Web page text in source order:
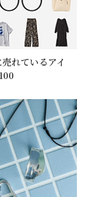
れているアイ